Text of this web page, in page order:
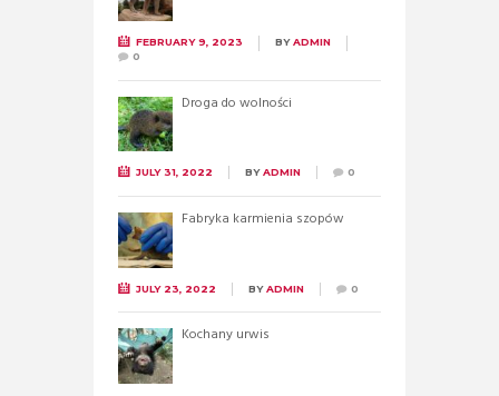
FEBRUARY 9, 2023 BYADMIN
0
Droga do wolności
JULY 31, 2022 BYADMIN 0
Fabryka karmienia szopów
JULY 23, 2022 BYADMIN 0
Kochany urwis